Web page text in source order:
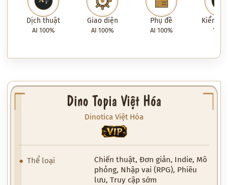
Dịch thuật
AI 100%
Giao diện
AI 100%
Phụ đề
AI 100%
Kiểm
100%
Dino Topia Việt Hóa
Dinotica Việt Hóa
VIP
Thể loại
Chiến thuật, Đơn giản, Indie, Mô
phỏng, Nhập vai (RPG), Phiêu
lưu, Truy cập sớm